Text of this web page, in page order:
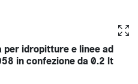
idropitture e linee ad
in confezione da 0.2 lt